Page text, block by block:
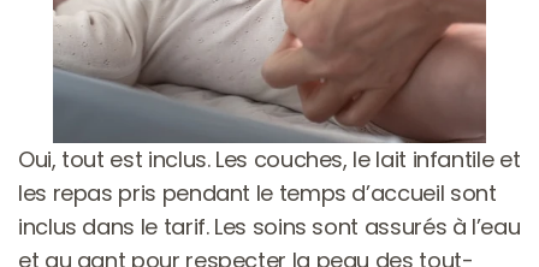
Oui, tout est inclus. Les couches, le lait infantile et
les repas pris pendant le temps d’accueil sont
inclus dans le tarif. Les soins sont assurés à l’eau
et au gant pour respecter la peau des tout-